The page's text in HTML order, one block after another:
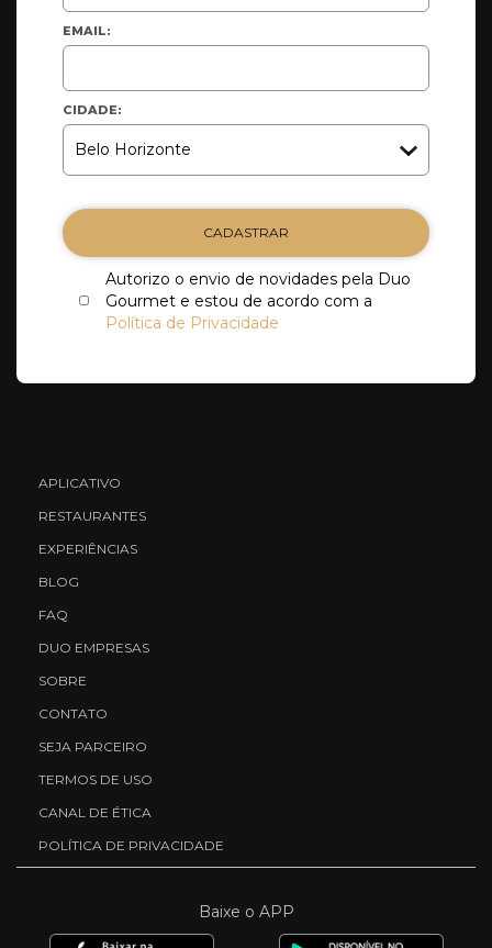
EMAIL:
CIDADE:
CADASTRAR
Autorizo o envio de novidades pela Duo
Gourmet e estou de acordo com a
Política de Privacidade
APLICATIVO
RESTAURANTES
EXPERIÊNCIAS
BLOG
FAQ
DUO EMPRESAS
SOBRE
CONTATO
SEJA PARCEIRO
TERMOS DE USO
CANAL DE ÉTICA
POLÍTICA DE PRIVACIDADE
Baixe o APP